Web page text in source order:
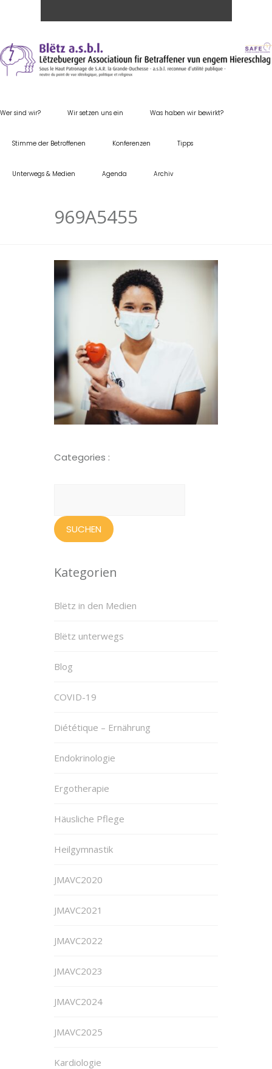
Wer sind wir? Wir setzen uns ein Was haben wir bewirkt?
Stimme der Betroffenen Konferenzen Tipps
Unterwegs & Medien Agenda Archiv
969A5455
Categories :
Kategorien
Blëtz in den Medien
Blëtz unterwegs
Blog
COVID-19
Diététique – Ernährung
Endokrinologie
Ergotherapie
Häusliche Pflege
Heilgymnastik
JMAVC2020
JMAVC2021
JMAVC2022
JMAVC2023
JMAVC2024
JMAVC2025
Kardiologie